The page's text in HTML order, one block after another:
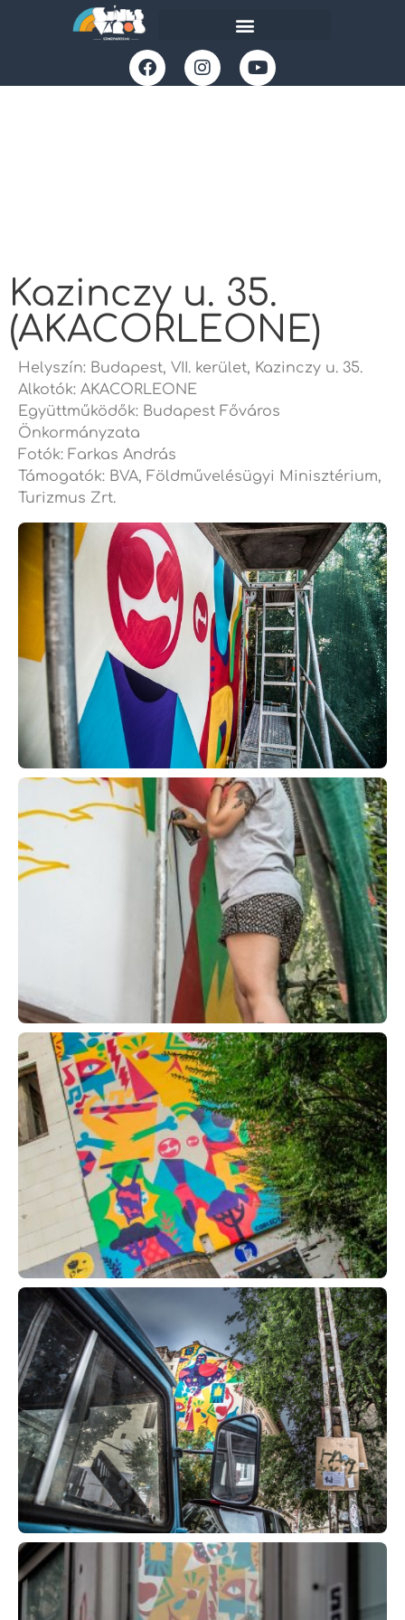
Kazinczy u. 35.
(AKACORLEONE)
Helyszín: Budapest, VII. kerület, Kazinczy u. 35.
Alkotók: AKACORLEONE
Együttműködők: Budapest Főváros
Önkormányzata
Fotók: Farkas András
Támogatók: BVA, Földművelésügyi Minisztérium,
Turizmus Zrt.